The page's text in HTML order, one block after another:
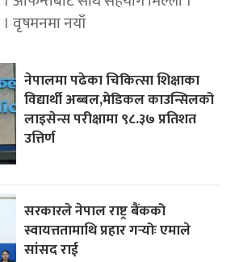
वृषमनमा नयाँ
नेपालमा पढेका चिकित्सा शिक्षाका
विद्यार्थी अब्बल,मेडिकल काउन्सिलको
लाइसेन्स परीक्षामा ९८.३७ प्रतिशत
उत्तिर्ण
सरकारले नेपाल राष्ट्र बैंकको
स्वायत्ततामाथि प्रहार गर्‍योः एमाले
सांसद राई